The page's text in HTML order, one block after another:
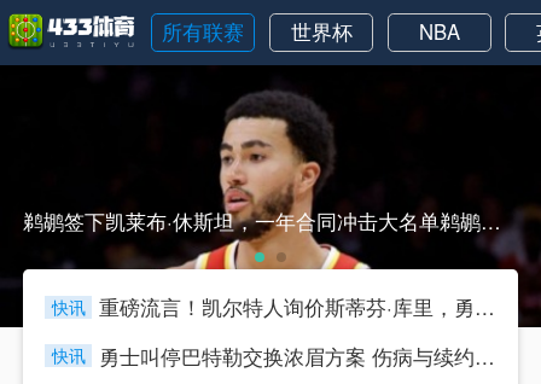
所有联赛 世界杯 NBA
鹈鹕签下凯莱布·休斯坦，一年合同冲击大名单鹈鹕签下凯莱布·休斯坦，一年合同冲击大名单
快讯
重磅流言！凯尔特人询价斯蒂芬·库里，勇士明确无意交易队魂
快讯
勇士叫停巴特勒交换浓眉方案 伤病与续约问题成为关键阻碍